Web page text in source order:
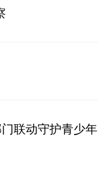
联动守护青少年